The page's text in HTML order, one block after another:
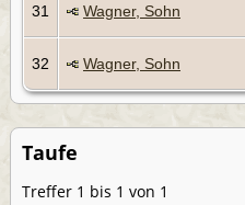
31 Wagner, Sohn
32 Wagner, Sohn
Taufe
Treffer 1 bis 1 von 1